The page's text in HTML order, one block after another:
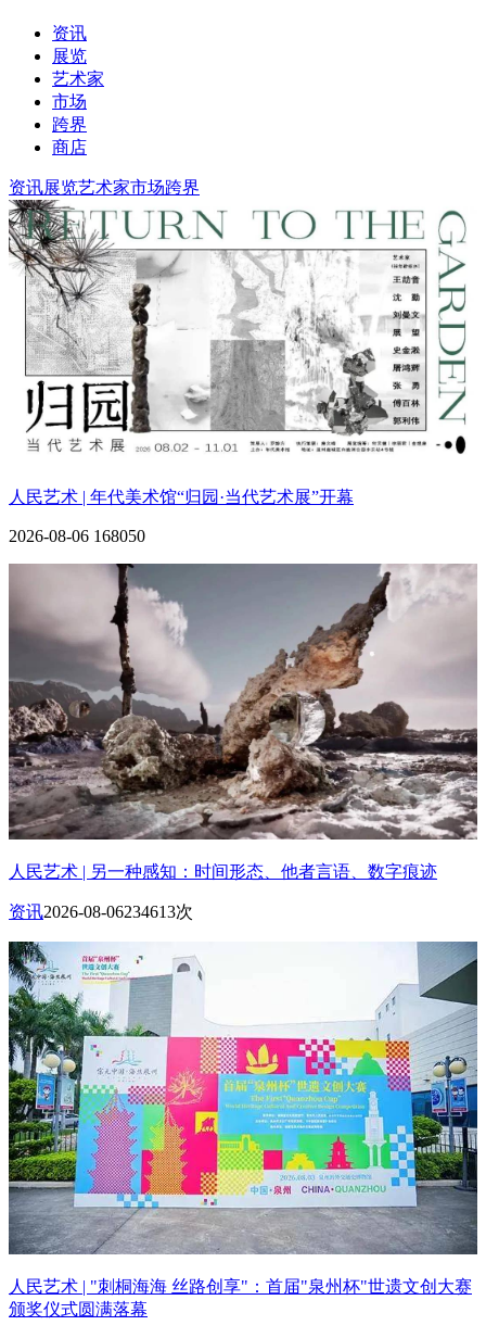
资讯
展览
艺术家
市场
跨界
商店
资讯展览艺术家市场跨界
人民艺术 | 年代美术馆“归园·当代艺术展”开幕
2026-08-06 168050
人民艺术 | 另一种感知：时间形态、他者言语、数字痕迹
资讯2026-08-06234613次
人民艺术 | "刺桐海海 丝路创享"：首届"泉州杯"世遗文创大赛
颁奖仪式圆满落幕